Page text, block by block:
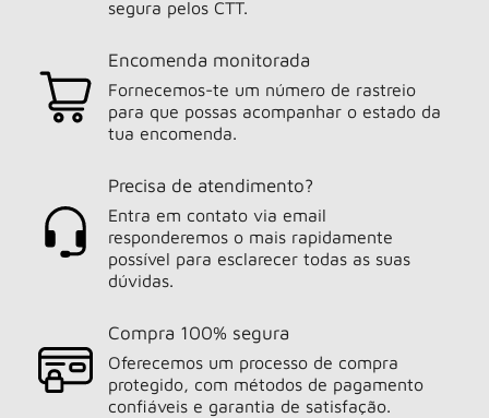
segura pelos CTT.
Encomenda monitorada
Fornecemos-te um número de rastreio
para que possas acompanhar o estado da
tua encomenda.
Precisa de atendimento?
Entra em contato via email
responderemos o mais rapidamente
possível para esclarecer todas as suas
dúvidas.
Compra 100% segura
Oferecemos um processo de compra
protegido, com métodos de pagamento
confiáveis e garantia de satisfação.